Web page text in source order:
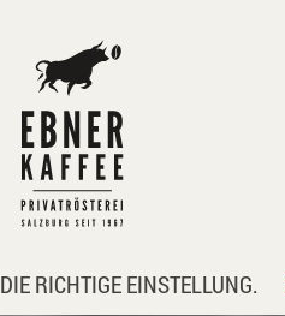
DIE RICHTIGE EINSTELLUNG.